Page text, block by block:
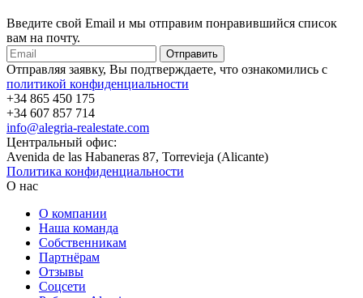
Введите свой Email и мы отправим понравившийся список
вам на почту.
Отправляя заявку, Вы подтверждаете, что ознакомились с
политикой конфиденциальности
+34 865 450 175
+34 607 857 714
info@alegria-realestate.com
Центральный офис:
Avenida de las Habaneras 87, Torrevieja (Alicante)
Политика конфиденциальности
О нас
О компании
Наша команда
Собственникам
Партнёрам
Отзывы
Соцсети